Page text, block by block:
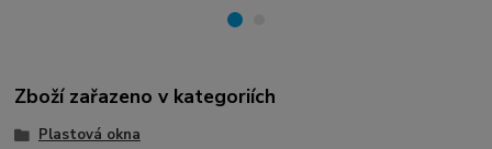
Zboží zařazeno v kategoriích
Plastová okna